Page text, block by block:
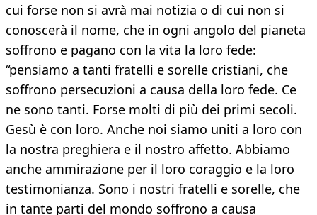
cui forse non si avrà mai notizia o di cui non si
conoscerà il nome, che in ogni angolo del pianeta
soffrono e pagano con la vita la loro fede:
“pensiamo a tanti fratelli e sorelle cristiani, che
soffrono persecuzioni a causa della loro fede. Ce
ne sono tanti. Forse molti di più dei primi secoli.
Gesù è con loro. Anche noi siamo uniti a loro con
la nostra preghiera e il nostro affetto. Abbiamo
anche ammirazione per il loro coraggio e la loro
testimonianza. Sono i nostri fratelli e sorelle, che
in tante parti del mondo soffrono a causa